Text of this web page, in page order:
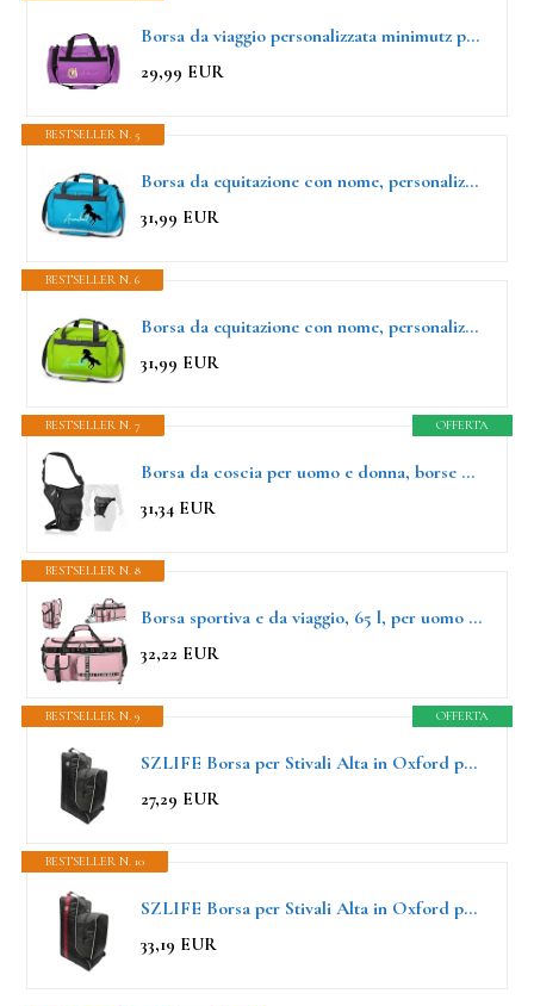
Borsa da viaggio personalizzata minimutz per bambini, borsa da equitazione per ragazze, grande borsa sportiva per bambini con nome, 26L, Lilla, 54 x 28 x 26 cm
29,99 EUR
BESTSELLER N. 5
Borsa da equitazione con nome, personalizzabile, motivo: cavallo che si alza con nome, borsa sportiva per ragazze, per equitazione, disponibile in diversi colori, turchese
31,99 EUR
BESTSELLER N. 6
Borsa da equitazione con nome, personalizzabile, motivo: cavallo che si alza con nome, borsa sportiva per ragazze, per equitazione, disponibile in diversi colori, verde mela
31,99 EUR
OFFERTA
BESTSELLER N. 7
Borsa da coscia per uomo e donna, borse da gamba per moto,marsupio tattico da coscia
31,34 EUR
BESTSELLER N. 8
Borsa sportiva e da viaggio, 65 l, per uomo e donna, grande, con scomparto per scarpe e bagnato, ideale per palestra, nuoto e notte
32,22 EUR
OFFERTA
BESTSELLER N. 9
SZLIFE Borsa per Stivali Alta in Oxford per Equestri e Spettacoli
27,29 EUR
BESTSELLER N. 10
SZLIFE Borsa per Stivali Alta in Oxford per Equestri e Spettacoli
33,19 EUR